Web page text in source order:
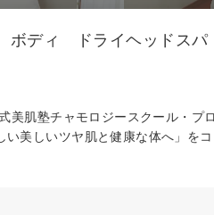
ディ ドライヘッドス
肌塾チャモロジースクール・プ
美しいツヤ肌と健康な体へ」を